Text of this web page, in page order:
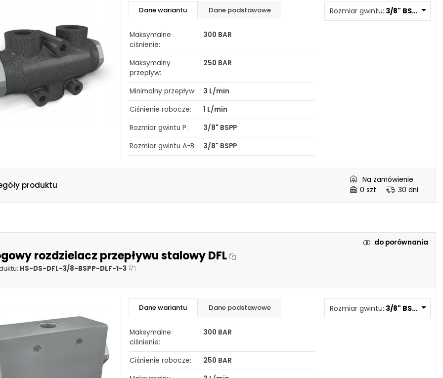
Biuro obsługi klienta:
+48 535 424 483
+48 665 001 660
jawor@chss.pl
Magazyn 24H:
+48 665 001 770
Engineering for motion
Dane wariantu Dane podstawowe
Maksymalne
ciśnienie:
300 BAR
Maksymalny
przepływ:
250 BAR
Minimalny przepływ:
3 L/min
Ciśnienie robocze:
1 L/min
Rozmiar gwintu P:
3/8" BSPP
Rozmiar gwintu A-B:
3/8" BSPP
L2:
40 mm
H:
35 mm
H1:
Rozmiar gwintu: 3/8" BSPP V -
produktu
Na zamówienie
0 szt.
30 dni
rozdzielacz przepływu stalowy DFL
HS-DS-DFL-3/8-BSPP-DLF-1-3
Dane wariantu Dane podstawowe
Maksymalne
ciśnienie:
300 BAR
Ciśnienie robocze:
250 BAR
Rozmiar gwintu: 3/8" BSPP DLF 1
do porównania